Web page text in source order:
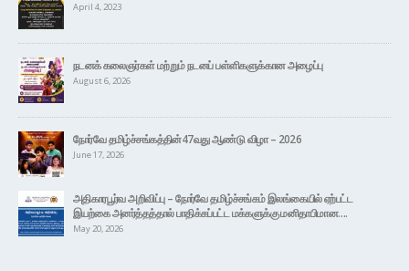
April 4, 2023
நடனக் கலைஞர்கள் மற்றும் நடனப் பள்ளிகளுக்கான அழைப்பு
August 6, 2026
நோர்வே தமிழ்ச்சங்கத்தின்47வது ஆண்டு விழா – 2026
June 17, 2026
அதிகாரபூர்வ அறிவிப்பு – நோர்வே தமிழ்ச்சங்கம் இலங்கையில் ஏற்பட்ட
இயற்கை அனர்த்தத்தால் பாதிக்கப்பட்ட மக்களுக்கு மனிதாபிமான….
May 20, 2026